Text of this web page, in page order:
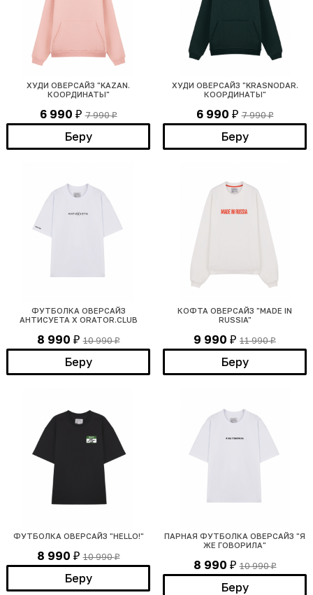
ХУДИ ОВЕРСАЙЗ "KAZAN.
КООРДИНАТЫ"
6 990 ₽ 7 990₽
Беру
ХУДИ ОВЕРСАЙЗ "KRASNODAR.
КООРДИНАТЫ"
6 990 ₽ 7 990₽
Беру
ФУТБОЛКА ОВЕРСАЙЗ
АНТИСУЕТА X ORATOR.CLUB
8 990 ₽ 10 990₽
Беру
КОФТА ОВЕРСАЙЗ "MADE IN
RUSSIA"
9 990 ₽ 11 990₽
Беру
ФУТБОЛКА ОВЕРСАЙЗ "HELLO!"
8 990 ₽ 10 990₽
Беру
ПАРНАЯ ФУТБОЛКА ОВЕРСАЙЗ "Я
ЖЕ ГОВОРИЛА"
8 990 ₽ 10 990₽
Беру